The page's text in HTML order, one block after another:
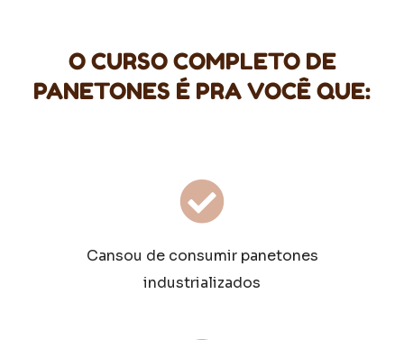
O CURSO COMPLETO DE
PANETONES É PRA VOCÊ QUE:
Cansou de consumir panetones
industrializados